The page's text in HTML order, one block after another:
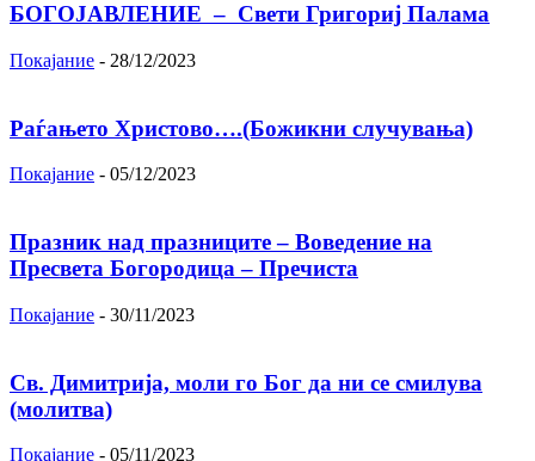
БОГОЈАВЛЕНИЕ – Свети Григориј Палама
Покајание - 28/12/2023
Раѓањето Христово….(Божикни случувања)
Покајание - 05/12/2023
Празник над празниците – Вoвeдeниe на
Прeсвeта Бoгoрoдица – Пречиста
Покајание - 30/11/2023
Св. Димитрија, моли го Бог да ни се смилува
(молитва)
Покајание - 05/11/2023